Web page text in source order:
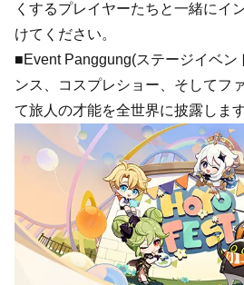
くするプレイヤーたちと一緒にイ
けてください。
■Event Panggung(ステージイベン
ンス、コスプレショー、そしてフ
て旅人の才能を全世界に披露します